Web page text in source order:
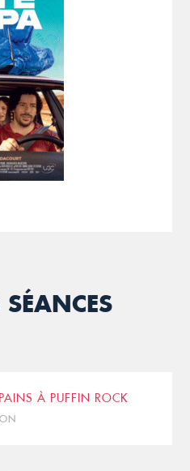
À PUFFIN ROCK